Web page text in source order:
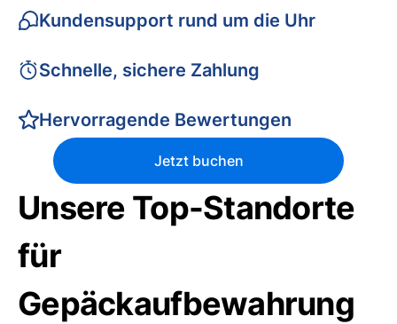
Kundensupport rund um die Uhr
Schnelle, sichere Zahlung
Hervorragende Bewertungen
Jetzt buchen
Unsere Top-Standorte
für
Gepäckaufbewahrung